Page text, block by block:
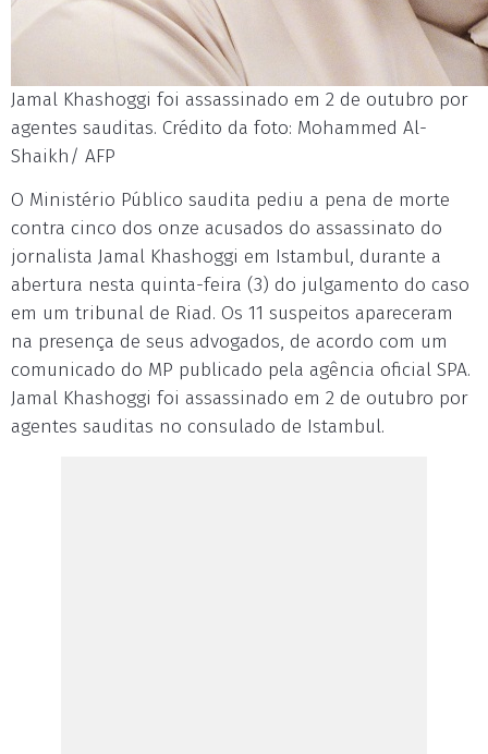
Jamal Khashoggi foi assassinado em 2 de outubro por
agentes sauditas. Crédito da foto: Mohammed Al-
Shaikh/ AFP
O Ministério Público saudita pediu a pena de morte
contra cinco dos onze acusados do assassinato do
jornalista Jamal Khashoggi em Istambul, durante a
abertura nesta quinta-feira (3) do julgamento do caso
em um tribunal de Riad. Os 11 suspeitos apareceram
na presença de seus advogados, de acordo com um
comunicado do MP publicado pela agência oficial SPA.
Jamal Khashoggi foi assassinado em 2 de outubro por
agentes sauditas no consulado de Istambul.